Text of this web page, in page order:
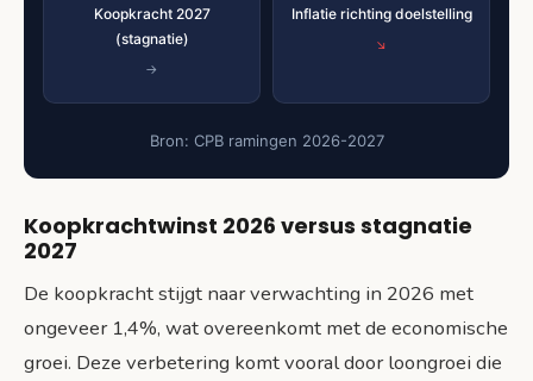
Koopkracht 2027
(stagnatie)
Inflatie richting doelstelling
Bron: CPB ramingen 2026-2027
Koopkrachtwinst 2026 versus stagnatie
2027
De koopkracht stijgt naar verwachting in 2026 met
ongeveer 1,4%, wat overeenkomt met de economische
groei. Deze verbetering komt vooral door loongroei die